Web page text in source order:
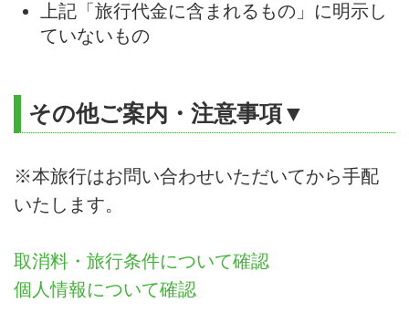
上記「旅行代金に含まれるもの」に明示し
ていないもの
その他ご案内・注意事項▼
※本旅行はお問い合わせいただいてから手配
いたします。
取消料・旅行条件について確認
個人情報について確認